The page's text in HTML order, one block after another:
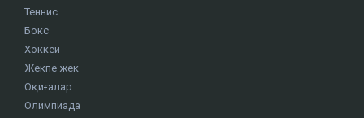
Теннис
Бокс
Хоккей
Жекпе жек
Оқиғалар
Олимпиада